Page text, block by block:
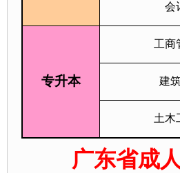
会
专升本
工商
建
土木
广东省成